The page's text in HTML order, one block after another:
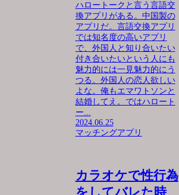
ハロートークと言う言語交
換アプリがある。中国製の
アプリだ。言語交換アプリ
では知名度の高いアプリ
で、外国人と知り合いたい
付き合いたいという人にも
魅力的には一見魅力的にう
つる。外国人の恋人欲しい
よな。俺もエマワトソンと
結婚してえ。ではハロート
ー...
2024.06.25
マッチングアプリ
カラオケで性行為
をしてバレた時